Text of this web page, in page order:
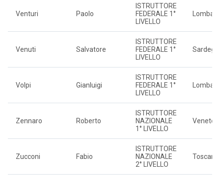
Venturi Paolo
ISTRUTTORE
FEDERALE 1°
LIVELLO
Venuti Salvatore
ISTRUTTORE
FEDERALE 1°
LIVELLO
Volpi Gianluigi
ISTRUTTORE
FEDERALE 1°
LIVELLO
Zennaro Roberto
ISTRUTTORE
NAZIONALE
1° LIVELLO
Veneto
Zucconi Fabio
ISTRUTTORE
NAZIONALE
2° LIVELLO
Toscana